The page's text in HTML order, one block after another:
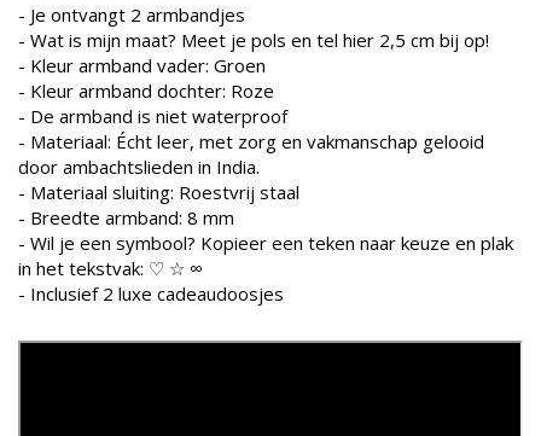
- Je ontvangt 2 armbandjes
- Wat is mijn maat? Meet je pols en tel hier 2,5 cm bij op!
- Kleur armband vader: Groen
- Kleur armband dochter: Roze
- De armband is niet waterproof
- Materiaal: Écht leer, met zorg en vakmanschap gelooid
door ambachtslieden in India.
- Materiaal sluiting: Roestvrij staal
- Breedte armband: 8 mm
- Wil je een symbool? Kopieer een teken naar keuze en plak
in het tekstvak: ♡ ☆ ∞
- Inclusief 2 luxe cadeaudoosjes